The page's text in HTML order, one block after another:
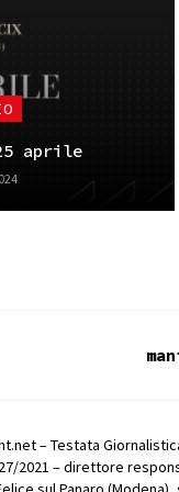
aprile
– Testata
2021 – direttore